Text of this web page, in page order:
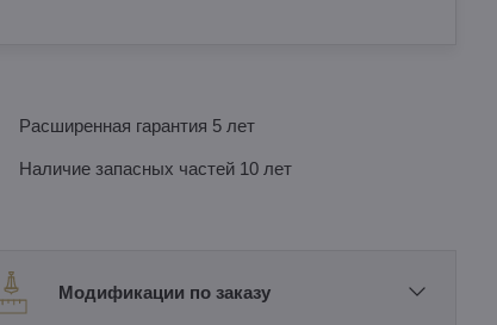
Расширенная гарантия 5 лет
Наличие запасных частей 10 лет
Модификации по заказу